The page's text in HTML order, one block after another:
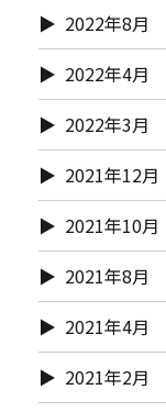
2022年8月
2022年4月
2022年3月
2021年12月
2021年10月
2021年8月
2021年4月
2021年2月